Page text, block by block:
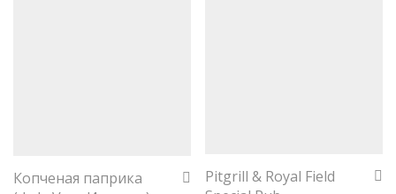
Копченая паприка
Pitgrill & Royal Field